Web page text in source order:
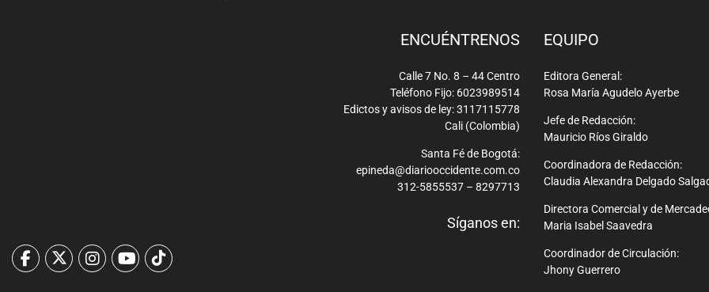
ENCUÉNTRENOS
Calle 7 No. 8 – 44 Centro
Teléfono Fijo: 6023989514
Edictos y avisos de ley: 3117115778
Cali (Colombia)
Santa Fé de Bogotá:
epineda@diariooccidente.com.co
312-5855537 – 8297713
Síganos en:
EQUIPO
Editora General:
Rosa María Agudelo Ayerbe
Jefe de Redacción:
Mauricio Ríos Giraldo
Coordinadora de Redacción:
Claudia Alexandra Delgado
Directora Comercial y de
Maria Isabel Saavedra
Coordinador de Circulación:
Jhony Guerrero